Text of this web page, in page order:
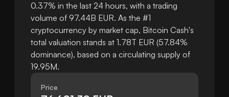
0.37% in the last 24 hours, with a trading
volume of 97.44B EUR. As the #1
cryptocurrency by market cap, Bitcoin Cash's
total valuation stands at 1.78T EUR (57.84%
dominance), based on a circulating supply of
19.95M.
Price